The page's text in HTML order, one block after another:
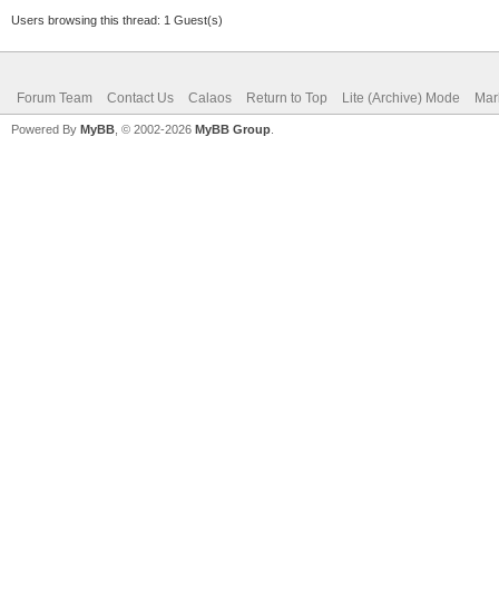
Users browsing this thread: 1 Guest(s)
Forum Team Contact Us Calaos Return to Top Lite (Archive) Mode
Powered By MyBB , © 2002-2026 MyBB Group